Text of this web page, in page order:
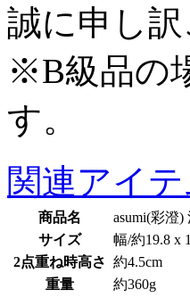
誠に申し
※B級品の
す。
関連アイ
商品名
asumi(彩澄
サイズ
幅/約19.8 x
2点重ね時高さ 約4.5cm
重量
約360g